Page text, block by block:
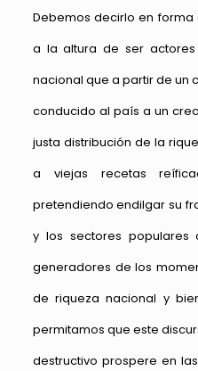
Debemos decirlo en
a la altura de ser
nacional que a partir de un
conducido al país a un
justa distribución de la
a viejas recetas
pretendiendo endilgar su
y los sectores populares
generadores de los
de riqueza nacional y
permitamos que este
destructivo prospere en